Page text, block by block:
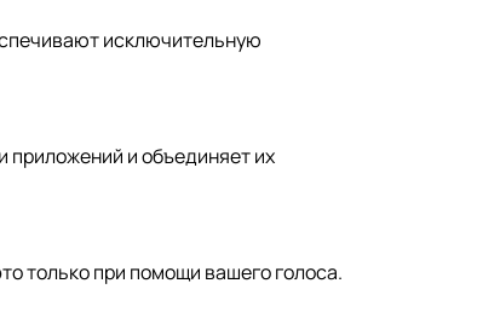
исключительную
приложений и объединяет их
только при помощи вашего голоса.